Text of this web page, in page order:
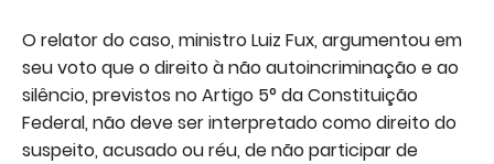
O relator do caso, ministro Luiz Fux, argumentou em
seu voto que o direito à não autoincriminação e ao
silêncio, previstos no Artigo 5° da Constituição
Federal, não deve ser interpretado como direito do
suspeito, acusado ou réu, de não participar de